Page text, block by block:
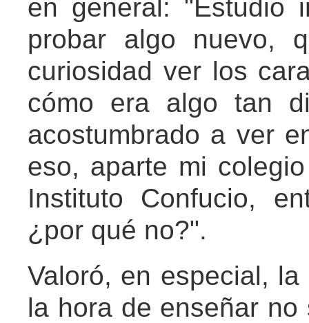
en general: "Estudio
probar algo nuevo,
curiosidad ver los
cómo era algo tan
acostumbrado a ver
eso, aparte mi
Instituto Confucio,
¿por qué no?".
Valoró, en especial,
la hora de enseñar